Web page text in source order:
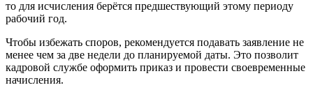
то для исчисления берётся предшествующий этому периоду
рабочий год.
Чтобы избежать споров, рекомендуется подавать заявление не
менее чем за две недели до планируемой даты. Это позволит
кадровой службе оформить приказ и провести своевременные
начисления.